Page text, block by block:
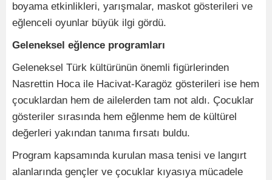
boyama etkinlikleri, yarışmalar, maskot gösterileri ve
eğlenceli oyunlar büyük ilgi gördü.
Geleneksel eğlence programları
Geleneksel Türk kültürünün önemli figürlerinden
Nasrettin Hoca ile Hacivat-Karagöz gösterileri ise hem
çocuklardan hem de ailelerden tam not aldı. Çocuklar
gösteriler sırasında hem eğlenme hem de kültürel
değerleri yakından tanıma fırsatı buldu.
Program kapsamında kurulan masa tenisi ve langırt
alanlarında gençler ve çocuklar kıyasıya mücadele